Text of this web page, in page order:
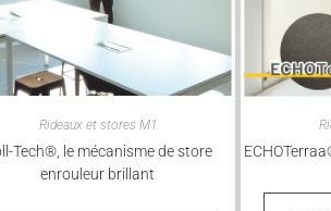
Rideaux et stores M1
Tech®, le mécanisme de store
enrouleur brillant